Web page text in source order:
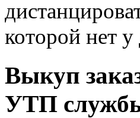
которой нет у
Выкуп
УТП